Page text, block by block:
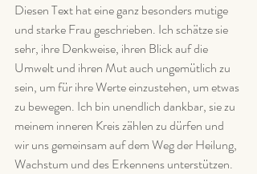
Diesen Text hat eine ganz besonders mutige
und starke Frau geschrieben. Ich schätze sie
sehr, ihre Denkweise, ihren Blick auf die
Umwelt und ihren Mut auch ungemütlich zu
sein, um für ihre Werte einzustehen, um etwas
zu bewegen. Ich bin unendlich dankbar, sie zu
meinem inneren Kreis zählen zu dürfen und
wir uns gemeinsam auf dem Weg der Heilung,
Wachstum und des Erkennens unterstützen.